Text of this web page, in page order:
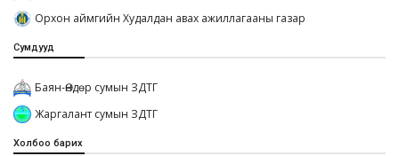
Орхон аймгийн Худалдан авах ажиллагааны газар
Сумдууд
Баян-Өндөр сумын ЗДТГ
Жаргалант сумын ЗДТГ
Холбоо барих